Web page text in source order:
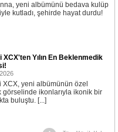
yeni albümünü bedava kulüp
kutladı, şehirde hayat durdu!
XCX'ten Yılın En Beklenmedik
XCX, yeni albümünün özel
görselinde ikonlarıyla ikonik bir
buluştu. [...]